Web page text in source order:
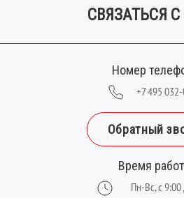
СВЯЗАТЬСЯ
Номер
+7 495
Обратный
Время
Пн-Вс, с